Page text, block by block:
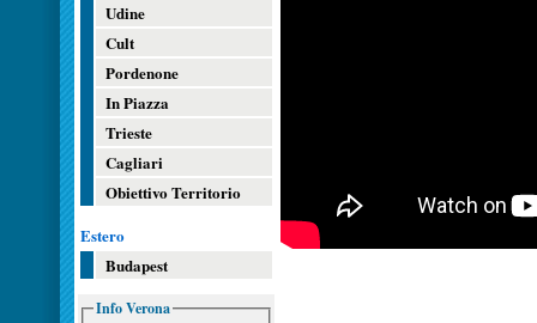
Udine
Cult
Pordenone
In Piazza
Trieste
Cagliari
Obiettivo Territorio
Estero
Budapest
Info Verona